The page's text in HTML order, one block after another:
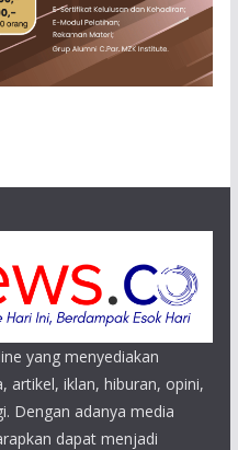
yang menyediakan
artikel, iklan, hiburan, opini,
Dengan adanya media
dapat menjadi